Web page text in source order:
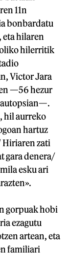
11n
bonbardatu
eta hilaren
hilerritik
Victor Jara
—56 hezur
autopsian—.
hil aurreko
hartuz
Hiriaren zati
gara denera/
esku ari
gorpuak hobi
ezagutu
artean, eta
familiari